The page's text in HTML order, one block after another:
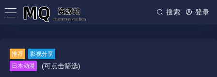
搜索 登录
推荐
影视分享
日本动漫
(可点击筛选)